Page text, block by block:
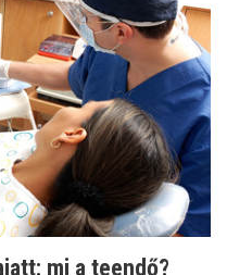
mi a teendő?